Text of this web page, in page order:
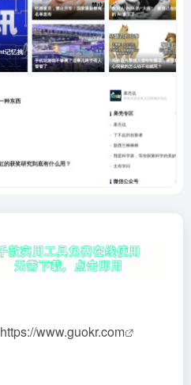
https://www.guokr.com